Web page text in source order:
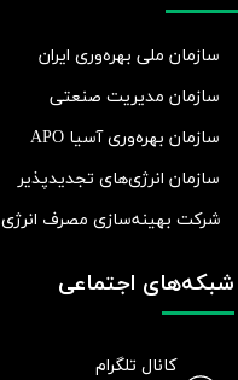
سازمان ملی بهره‌وری ایران
سازمان مدیریت صنعتی
سازمان بهره‌وری آسیا APO
سازمان انرژی‌های تجدیدپذیر
شرکت بهينه‌سازی مصرف انرژی
شبکه‌های اجتماعی
کانال تلگرام